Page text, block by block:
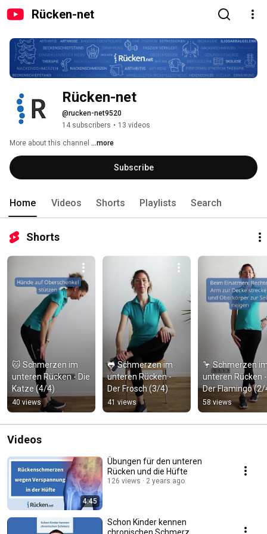
Rücken-net
Rücken-net
@rucken-net9520
14 subscribers • 13 videos
More about this channel ...more
Subscribe
Home Videos Shorts Playlists Search
Shorts
🐱 Schmerzen im
unteren Rücken - Die
Katze (4/4)
40 views
🐸 Schmerzen im
unteren Rücken -
Der Frosch (3/4)
41 views
🦩 Schmerzen
unteren Rücken -
Der Flamingo (2/
58 views
Videos
4:45
Übungen für den unteren
Rücken und die Hüfte
126 views 2 years ago
Schon Kinder kennen